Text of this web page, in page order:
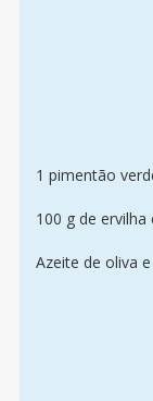
1 pimentão
100 g de ervilha
Azeite de oliva e